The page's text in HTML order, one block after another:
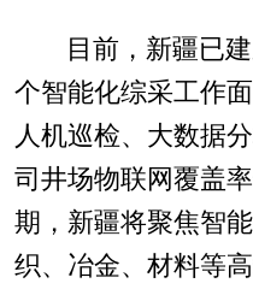
目前，新疆已
个智能化综采工作
人机巡检、大数据
司井场物联网覆盖
期，新疆将聚焦智
织、冶金、材料等